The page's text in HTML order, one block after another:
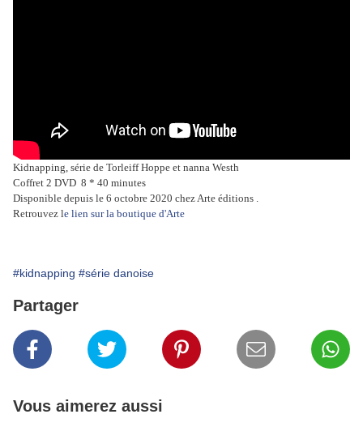
Kidnapping, série de Torleiff Hoppe et nanna Westh
Coffret 2 DVD 8 * 40 minutes
Disponible depuis le 6 octobre 2020 chez Arte éditions .
Retrouvez le lien sur la boutique d'Arte
#kidnapping #série danoise
Partager
Vous aimerez aussi